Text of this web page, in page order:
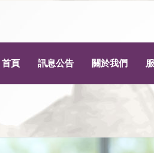
首頁 訊息公告 關於我們